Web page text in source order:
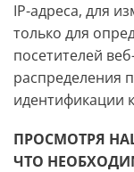
IP-адреса, для
только для
посетителей
распределения
идентификации
ПРОСМОТРЯ
ЧТО